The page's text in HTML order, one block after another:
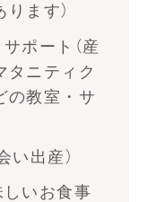
ます）
ポート（産
タニティク
の教室・サ
い出産）
いお食事